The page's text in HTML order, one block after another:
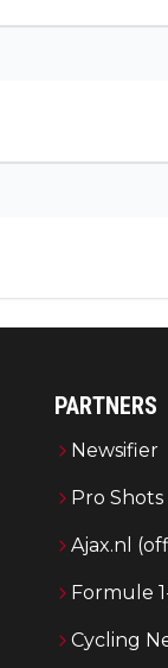
PARTNERS
Newsifier
Pro Shots
Ajax.nl
Formule
Cycling